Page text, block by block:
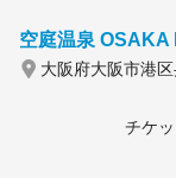
空庭温泉 OSAKA
大阪府大阪市港
チケ